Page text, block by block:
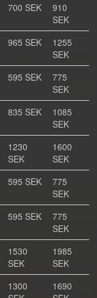
700 SEK
910
SEK
965 SEK
1255
SEK
595 SEK
775
SEK
835 SEK
1085
SEK
1230
SEK
1600
SEK
595 SEK
775
SEK
595 SEK
775
SEK
1530
SEK
1985
SEK
1300
1690